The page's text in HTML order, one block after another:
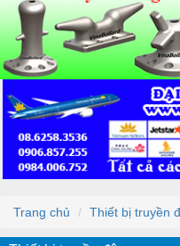
Trang chủ Thiết bị truyền